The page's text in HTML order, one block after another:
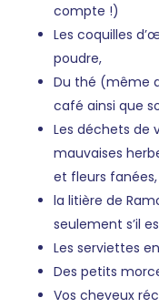
compte !)
Les coquilles
poudre,
Du thé (même
café ainsi que
Les déchets de
mauvaises
et fleurs fanées,
la litière de
seulement s’il
Les serviettes
Des petits
Vos cheveux